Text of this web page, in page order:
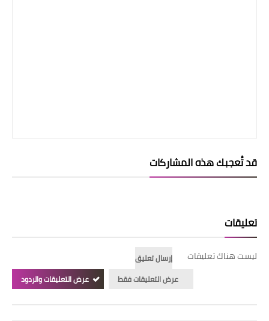
قد تُعجبك هذه المشاركات
تعليقات
ليست هناك تعليقات
إرسال تعليق
عرض التعليقات فقط
عرض التعليقات والردود